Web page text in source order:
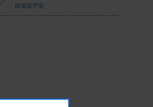
検査医学会